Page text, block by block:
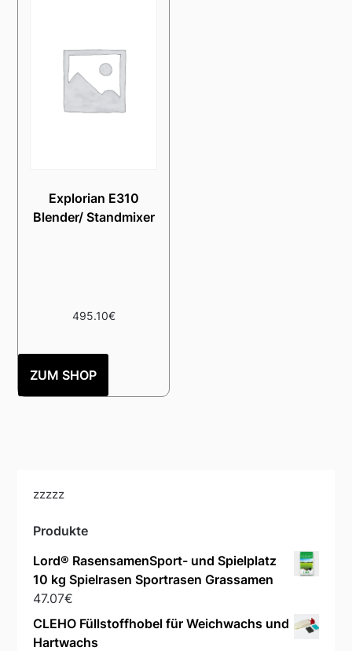
Explorian E310
Blender/ Standmixer
495.10€
ZUM SHOP
zzzzz
Produkte
Lord® RasensamenSport- und Spielplatz
10 kg Spielrasen Sportrasen Grassamen
47.07€
CLEHO Füllstoffhobel für Weichwachs und
Hartwachs